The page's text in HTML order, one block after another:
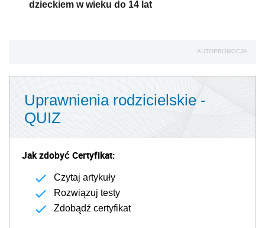
dzieckiem w wieku do 14 lat
AUTOPROMOCJA
Uprawnienia rodzicielskie -
QUIZ
Jak zdobyć Certyfikat:
Czytaj artykuły
Rozwiązuj testy
Zdobądź certyfikat